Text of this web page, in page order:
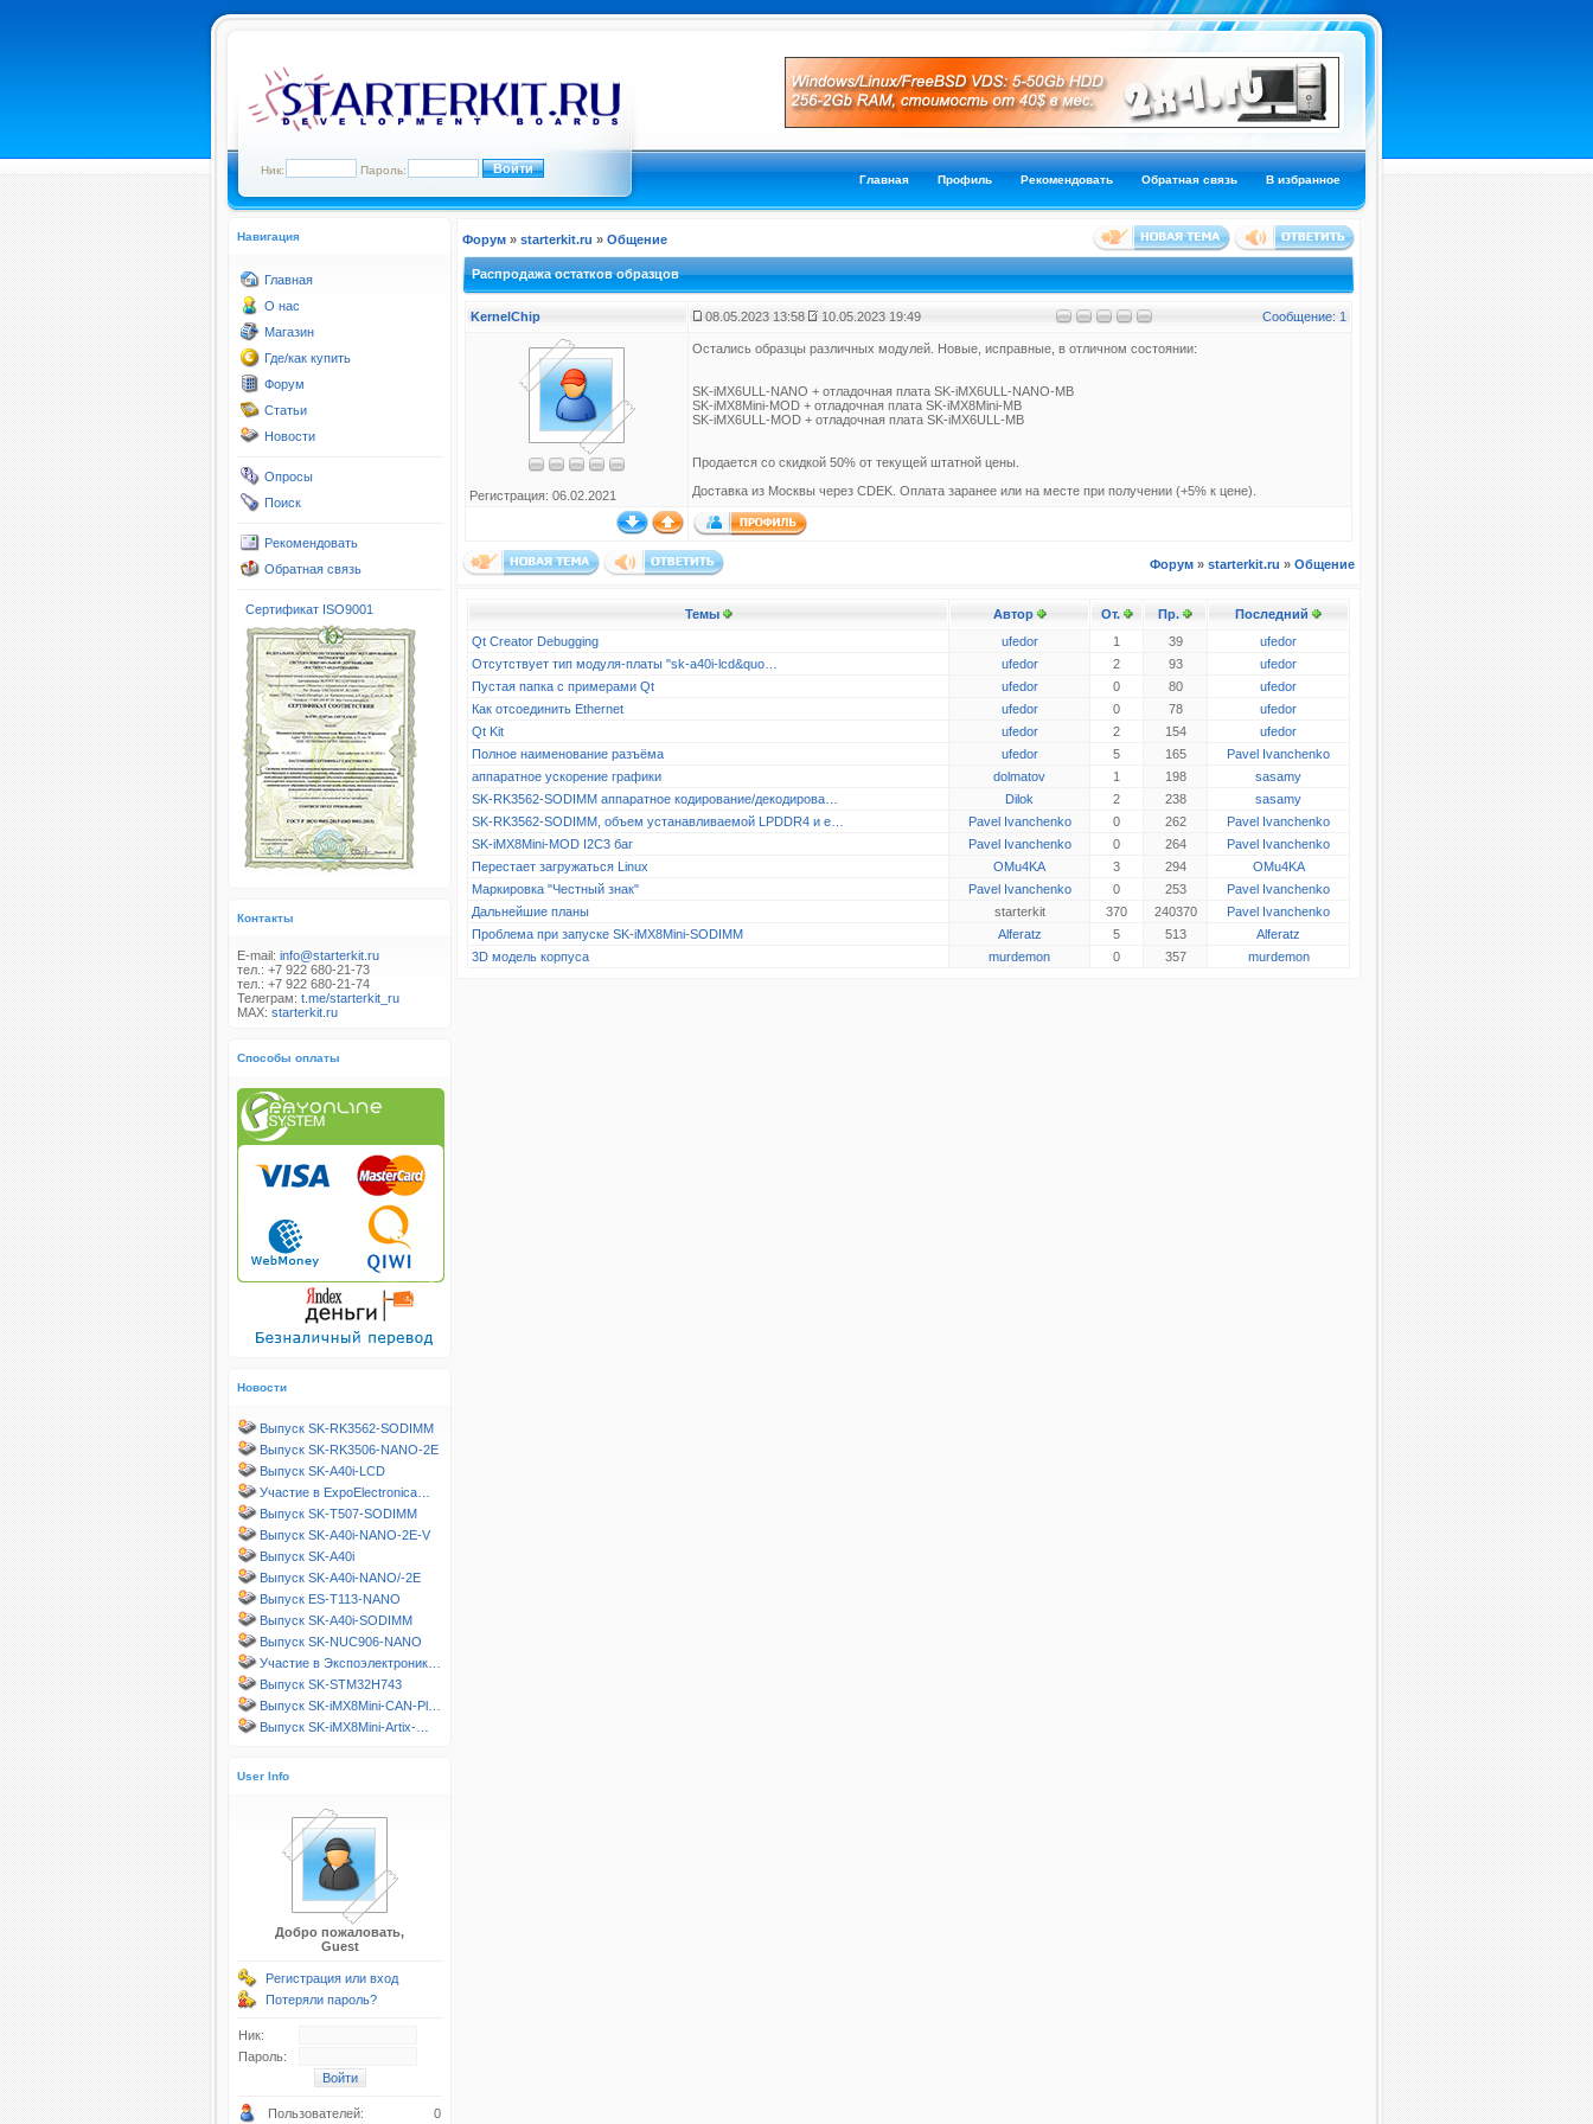
Ник: Пароль:
Главная Профиль Рекомендовать Обратная связь В избранное
Навигация
Главная
О нас
Магазин
Где/как купить
Форум
Статьи
Новости
Опросы
Поиск
Рекомендовать
Обратная связь
Сертификат ISO9001
Контакты
E-mail: info@starterkit.ru
тел.: +7 922 680-21-73
тел.: +7 922 680-21-74
Телеграм: t.me/starterkit_ru
MAX: starterkit.ru
Способы оплаты
Новости
Выпуск SK-RK3562-SODIMM
Выпуск SK-RK3506-NANO-2E
Выпуск SK-A40i-LCD
Участие в ExpoElectronica…
Выпуск SK-T507-SODIMM
Выпуск SK-A40i-NANO-2E-V
Выпуск SK-A40i
Выпуск SK-A40i-NANO/-2E
Выпуск ES-T113-NANO
Выпуск SK-A40i-SODIMM
Выпуск SK-NUC906-NANO
Участие в Экспоэлектроник…
Выпуск SK-STM32H743
Выпуск SK-iMX8Mini-CAN-Pl…
Выпуск SK-iMX8Mini-Artix-…
User Info
Добро пожаловать,
Guest
Регистрация или вход
Потеряли пароль?
Ник:
Пароль:
Пользователей: 0
Форум » starterkit.ru » Общение
Распродажа остатков образцов
KernelChip 08.05.2023 13:58 10.05.2023 19:49 Сообщение: 1
Регистрация: 06.02.2021
Остались образцы различных модулей. Новые, исправные, в отличном состоянии:
SK-iMX6ULL-NANO + отладочная плата SK-iMX6ULL-NANO-MB
SK-iMX8Mini-MOD + отладочная плата SK-iMX8Mini-MB
SK-iMX6ULL-MOD + отладочная плата SK-iMX6ULL-MB
Продается со скидкой 50% от текущей штатной цены.
Доставка из Москвы через CDEK. Оплата заранее или на месте при получении (+5% к цене).
Форум » starterkit.ru » Общение
Темы Автор От. Пр.
Последний
Qt Creator Debugging
ufedor 1 39
ufedor
Отсутствует тип модуля-платы "sk-a40i-lcd&quo…
ufedor 2 93
ufedor
Пустая папка с примерами Qt
ufedor 0 80
ufedor
Как отсоединить Ethernet
ufedor 0 78
ufedor
Qt Kit
ufedor 2 154
ufedor
Полное наименование разъёма
ufedor 5 165
Pavel Ivanchenko
аппаратное ускорение графики
dolmatov 1 198
sasamy
SK-RK3562-SODIMM аппаратное кодирование/декодирова…
Dilok 2 238
sasamy
SK-RK3562-SODIMM, объем устанавливаемой LPDDR4 и e…
Pavel Ivanchenko 0 262
Pavel Ivanchenko
SK-iMX8Mini-MOD I2C3 баг
Pavel Ivanchenko 0 264
Pavel Ivanchenko
Перестает загружаться Linux
OMu4KA 3 294
OMu4KA
Маркировка "Честный знак"
Pavel Ivanchenko 0 253
Pavel Ivanchenko
Дальнейшие планы
starterkit 370 240370
Pavel Ivanchenko
Проблема при запуске SK-iMX8Mini-SODIMM
Alferatz 5 513
Alferatz
3D модель корпуса
murdemon 0 357 murdemon